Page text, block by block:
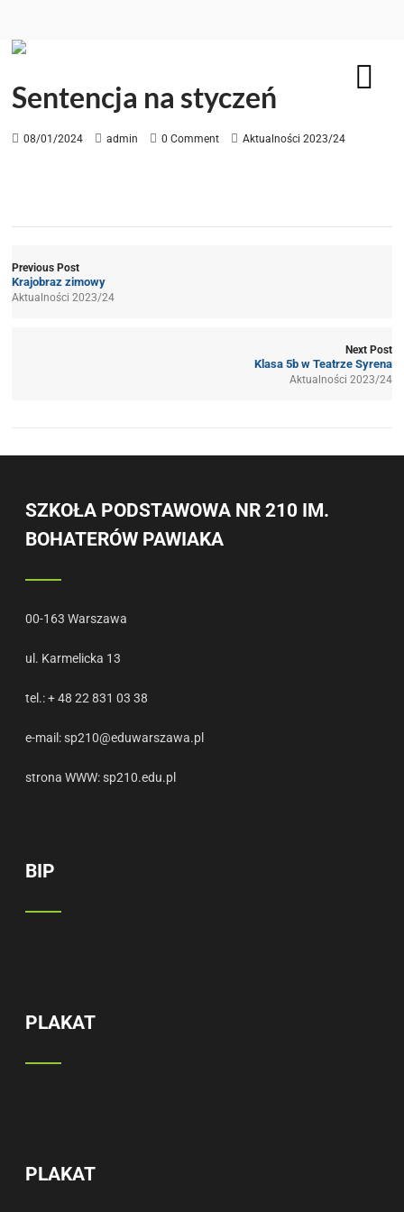
Sentencja na styczeń
08/01/2024 admin 0 Comment Aktualności 2023/24
Previous Post
Krajobraz zimowy
Aktualności 2023/24
Next Post
Klasa 5b w Teatrze Syrena
Aktualności 2023/24
SZKOŁA PODSTAWOWA NR 210 IM.
BOHATERÓW PAWIAKA
00-163 Warszawa
ul. Karmelicka 13
tel.: + 48 22 831 03 38
e-mail:sp210@eduwarszawa.pl
strona WWW:sp210.edu.pl
BIP
PLAKAT
PLAKAT